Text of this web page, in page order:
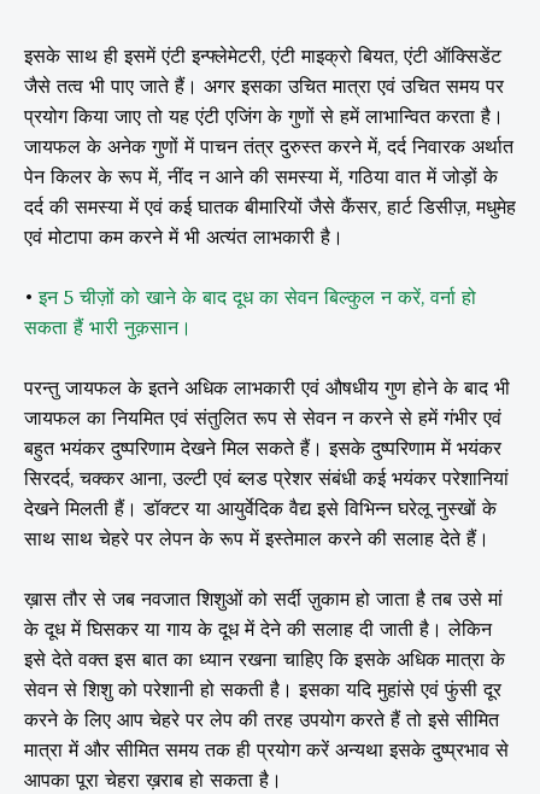
इसके साथ ही इसमें एंटी इन्फ्लेमेटरी, एंटी माइक्रो बियत, एंटी ऑक्सिडेंट
जैसे तत्व भी पाए जाते हैं। अगर इसका उचित मात्रा एवं उचित समय पर
प्रयोग किया जाए तो यह एंटी एजिंग के गुणों से हमें लाभान्वित करता है।
जायफल के अनेक गुणों में पाचन तंत्र दुरुस्त करने में, दर्द निवारक अर्थात
पेन किलर के रूप में, नींद न आने की समस्या में, गठिया वात में जोड़ों के
दर्द की समस्या में एवं कई घातक बीमारियों जैसे कैंसर, हार्ट डिसीज़, मधुमेह
एवं मोटापा कम करने में भी अत्यंत लाभकारी है।
•इन 5 चीज़ों को खाने के बाद दूध का सेवन बिल्कुल न करें, वर्ना हो
सकता हैं भारी नुक़सान।
परन्तु जायफल के इतने अधिक लाभकारी एवं औषधीय गुण होने के बाद भी
जायफल का नियमित एवं संतुलित रूप से सेवन न करने से हमें गंभीर एवं
बहुत भयंकर दुष्परिणाम देखने मिल सकते हैं। इसके दुष्परिणाम में भयंकर
सिरदर्द, चक्कर आना, उल्टी एवं ब्लड प्रेशर संबंधी कई भयंकर परेशानियां
देखने मिलती हैं। डॉक्टर या आयुर्वेदिक वैद्य इसे विभिन्न घरेलू नुस्खों के
साथ साथ चेहरे पर लेपन के रूप में इस्तेमाल करने की सलाह देते हैं।
ख़ास तौर से जब नवजात शिशुओं को सर्दी ज़ुकाम हो जाता है तब उसे मां
के दूध में घिसकर या गाय के दूध में देने की सलाह दी जाती है। लेकिन
इसे देते वक्त इस बात का ध्यान रखना चाहिए कि इसके अधिक मात्रा के
सेवन से शिशु को परेशानी हो सकती है। इसका यदि मुहांसे एवं फुंसी दूर
करने के लिए आप चेहरे पर लेप की तरह उपयोग करते हैं तो इसे सीमित
मात्रा में और सीमित समय तक ही प्रयोग करें अन्यथा इसके दुष्प्रभाव से
आपका पूरा चेहरा ख़राब हो सकता है।